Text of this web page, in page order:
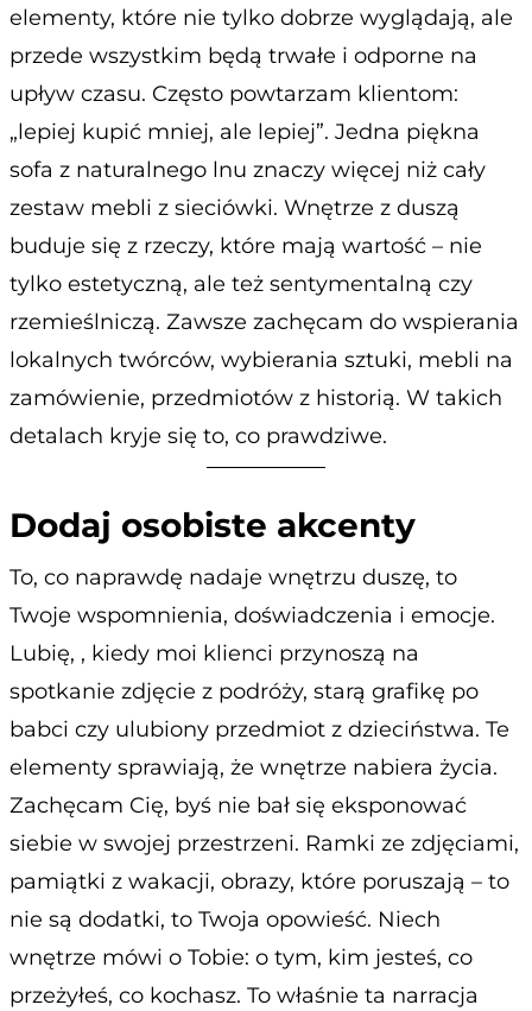
elementy, które nie tylko dobrze wyglądają, ale
przede wszystkim będą trwałe i odporne na
upływ czasu. Często powtarzam klientom:
„lepiej kupić mniej, ale lepiej”. Jedna piękna
sofa z naturalnego lnu znaczy więcej niż cały
zestaw mebli z sieciówki. Wnętrze z duszą
buduje się z rzeczy, które mają wartość – nie
tylko estetyczną, ale też sentymentalną czy
rzemieślniczą. Zawsze zachęcam do wspierania
lokalnych twórców, wybierania sztuki, mebli na
zamówienie, przedmiotów z historią. W takich
detalach kryje się to, co prawdziwe.
Dodaj osobiste akcenty
To, co naprawdę nadaje wnętrzu duszę, to
Twoje wspomnienia, doświadczenia i emocje.
Lubię, , kiedy moi klienci przynoszą na
spotkanie zdjęcie z podróży, starą grafikę po
babci czy ulubiony przedmiot z dzieciństwa. Te
elementy sprawiają, że wnętrze nabiera życia.
Zachęcam Cię, byś nie bał się eksponować
siebie w swojej przestrzeni. Ramki ze zdjęciami,
pamiątki z wakacji, obrazy, które poruszają – to
nie są dodatki, to Twoja opowieść. Niech
wnętrze mówi o Tobie: o tym, kim jesteś, co
przeżyłeś, co kochasz. To właśnie ta narracja